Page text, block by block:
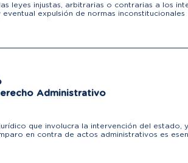
leyes injustas, arbitrarias o contrarias a los
eventual expulsión de normas
Administrativo
que involucra la intervención del
en contra de actos administrativos es